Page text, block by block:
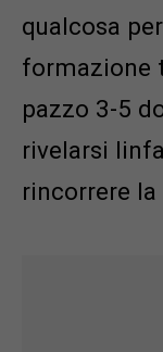
qualcosa
formazione
pazzo 3-5
rivelarsi
rincorrere la